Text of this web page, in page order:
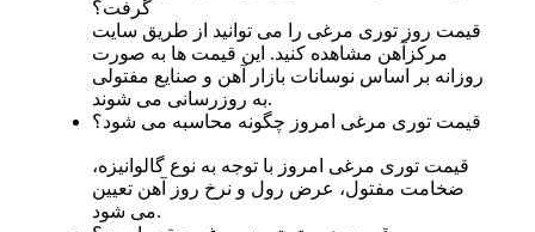
گرفت؟
قیمت روز توری مرغی را می‌ توانید از طریق سایت
مرکزآهن مشاهده کنید. این قیمت‌ ها به‌ صورت
روزانه بر اساس نوسانات بازار آهن و صنایع مفتولی
به‌ روزرسانی می‌ شوند.
قیمت توری مرغی امروز چگونه محاسبه می‌ شود؟
قیمت توری مرغی امروز با توجه به نوع گالوانیزه،
ضخامت مفتول، عرض رول و نرخ روز آهن تعیین
می‌ شود.